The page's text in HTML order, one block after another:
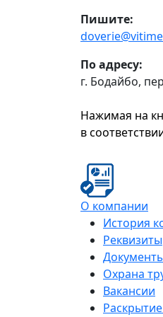
Пишите:
По адресу:
г. Бодайбо,
Нажимая на
в
О компании
История
Реквизиты
Охрана
Вакансии